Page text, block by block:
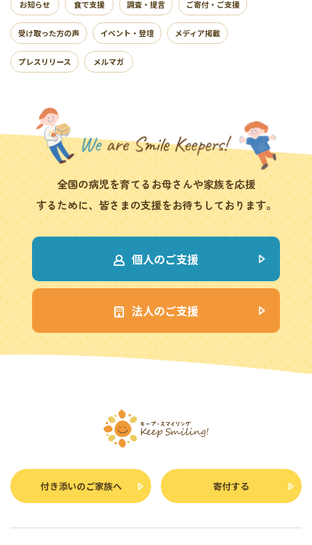
お知らせ 食で支援 調査・提言 ご寄付・ご支援
受け取った方の声 イベント・登壇 メディア掲載
プレスリリース メルマガ
全国の病児を育てるお母さんや家族を応援
するために、皆さまの支援をお待ちしております。
個人のご支援
法人のご支援
付き添いのご家族へ 寄付する